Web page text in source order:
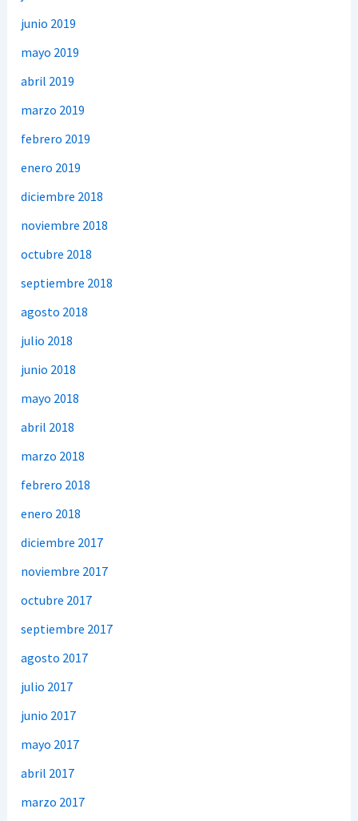
junio 2019
mayo 2019
abril 2019
marzo 2019
febrero 2019
enero 2019
diciembre 2018
noviembre 2018
octubre 2018
septiembre 2018
agosto 2018
julio 2018
junio 2018
mayo 2018
abril 2018
marzo 2018
febrero 2018
enero 2018
diciembre 2017
noviembre 2017
octubre 2017
septiembre 2017
agosto 2017
julio 2017
junio 2017
mayo 2017
abril 2017
marzo 2017